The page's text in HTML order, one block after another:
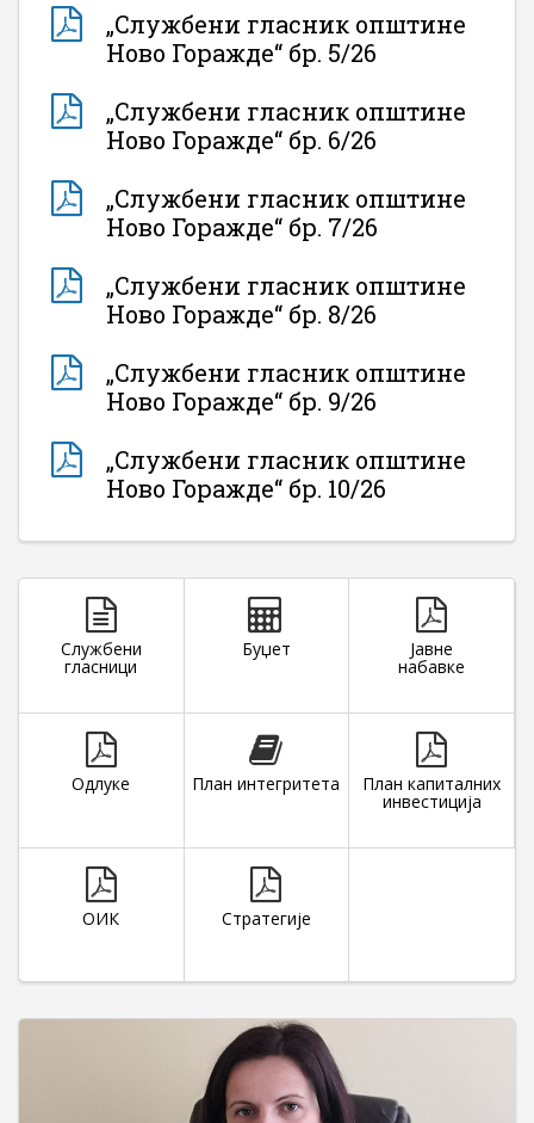
„Службени гласник општине
Ново Горажде“ бр. 5/26
„Службени гласник општине
Ново Горажде“ бр. 6/26
„Службени гласник општине
Ново Горажде“ бр. 7/26
„Службени гласник општине
Ново Горажде“ бр. 8/26
„Службени гласник општине
Ново Горажде“ бр. 9/26
„Службени гласник општине
Ново Горажде“ бр. 10/26
Службени
гласници
Буџет Јавне
набавке
Одлуке План интегритета План капиталних
инвестиција
ОИК Стратегије